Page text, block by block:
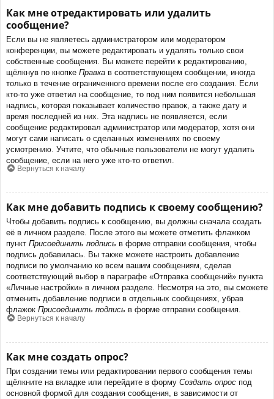
Как мне отредактировать или удалить
сообщение?
Если вы не являетесь администратором или модератором
конференции, вы можете редактировать и удалять только свои
собственные сообщения. Вы можете перейти к редактированию,
щёлкнув по кнопке Правка в соответствующем сообщении, иногда
только в течение ограниченного времени после его создания. Если
кто-то уже ответил на сообщение, то под ним появится небольшая
надпись, которая показывает количество правок, а также дату и
время последней из них. Эта надпись не появляется, если
сообщение редактировал администратор или модератор, хотя они
могут сами написать о сделанных изменениях по своему
усмотрению. Учтите, что обычные пользователи не могут удалить
сообщение, если на него уже кто-то ответил.
Вернуться к началу
Как мне добавить подпись к своему сообщению?
Чтобы добавить подпись к сообщению, вы должны сначала создать
её в личном разделе. После этого вы можете отметить флажком
пункт Присоединить подпись в форме отправки сообщения, чтобы
подпись добавилась. Вы также можете настроить добавление
подписи по умолчанию ко всем вашим сообщениям, сделав
соответствующий выбор в параграфе «Отправка сообщений» пункта
«Личные настройки» в личном разделе. Несмотря на это, вы сможете
отменить добавление подписи в отдельных сообщениях, убрав
флажок Присоединить подпись в форме отправки сообщения.
Вернуться к началу
Как мне создать опрос?
При создании темы или редактировании первого сообщения темы
щёлкните на вкладке или перейдите в форму Создать опрос под
основной формой для создания сообщения, в зависимости от